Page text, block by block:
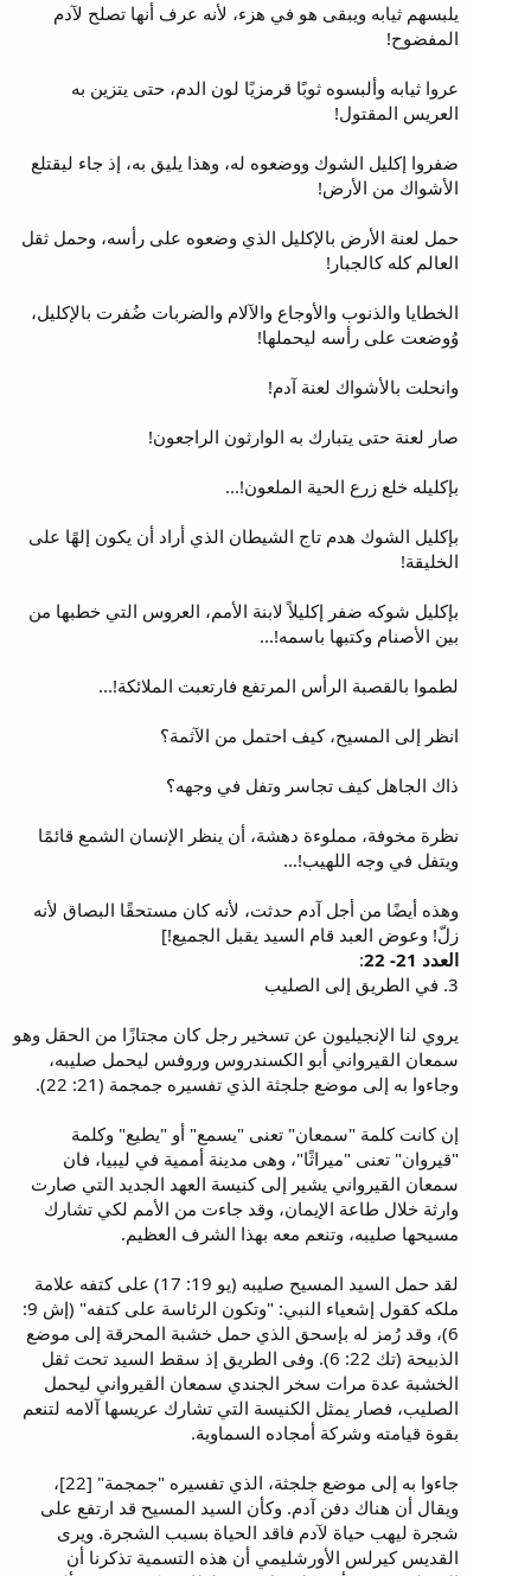
يلبسهم ثيابه ويبقى هو في هزء، لأنه عرف أنها تصلح لآدم
المفضوح!
عروا ثيابه وألبسوه ثوبًا قرمزيًا لون الدم، حتى يتزين به
العريس المقتول!
ضفروا إكليل الشوك ووضعوه له، وهذا يليق به، إذ جاء ليقتلع
الأشواك من الأرض!
حمل لعنة الأرض بالإكليل الذي وضعوه على رأسه، وحمل ثقل
العالم كله كالجبار!
الخطايا والذنوب والأوجاع والآلام والضربات ضُفرت بالإكليل،
وُوضعت على رأسه ليحملها!
وانحلت بالأشواك لعنة آدم!
صار لعنة حتى يتبارك به الوارثون الراجعون!
بإكليله خلع زرع الحية الملعون!...
بإكليل الشوك هدم تاج الشيطان الذي أراد أن يكون إلهًا على
الخليقة!
بإكليل شوكه ضفر إكليلاً لابنة الأمم، العروس التي خطبها من
بين الأصنام وكتبها باسمه!...
لطموا بالقصبة الرأس المرتفع فارتعبت الملائكة!...
انظر إلى المسيح، كيف احتمل من الآثمة؟
ذاك الجاهل كيف تجاسر وتفل في وجهه؟
نظرة مخوفة، مملوءة دهشة، أن ينظر الإنسان الشمع قائمًا
ويتفل في وجه اللهيب!...
وهذه أيضًا من أجل آدم حدثت، لأنه كان مستحقًا البصاق لأنه
زلّ! وعوض العبد قام السيد يقبل الجميع!]
العدد 21- 22
:
3. في الطريق إلى الصليب
يروي لنا الإنجيليون عن تسخير رجل كان مجتازًا من الحقل وهو
سمعان القيرواني أبو الكسندروس وروفس ليحمل صليبه،
وجاءوا به إلى موضع جلجثة الذي تفسيره جمجمة (21: 22).
إن كانت كلمة "سمعان" تعنى "يسمع" أو "يطيع" وكلمة
"قيروان" تعنى "ميراثًا"، وهى مدينة أممية في ليبيا، فان
سمعان القيرواني يشير إلى كنيسة العهد الجديد التي صارت
وارثة خلال طاعة الإيمان، وقد جاءت من الأمم لكي تشارك
مسيحها صليبه، وتنعم معه بهذا الشرف العظيم.
لقد حمل السيد المسيح صليبه (يو 19: 17) على كتفه علامة
ملكه كقول إشعياء النبي: "وتكون الرئاسة على كتفه" (إش 9:
6)، وقد رُمز له بإسحق الذي حمل خشبة المحرقة إلى موضع
الذبيحة (تك 22: 6). وفى الطريق إذ سقط السيد تحت ثقل
الخشبة عدة مرات سخر الجندي سمعان القيرواني ليحمل
الصليب، فصار يمثل الكنيسة التي تشارك عريسها آلامه لتنعم
بقوة قيامته وشركة أمجاده السماوية.
جاءوا به إلى موضع جلجثة، الذي تفسيره "جمجمة" [22]،
ويقال أن هناك دفن آدم. وكأن السيد المسيح قد ارتفع على
شجرة ليهب حياة لآدم فاقد الحياة بسبب الشجرة. ويرى
القديس كيرلس الأورشليمي أن هذه التسمية تذكرنا أن